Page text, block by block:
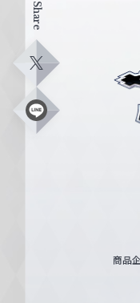
Share
X
L
ス
W
商品